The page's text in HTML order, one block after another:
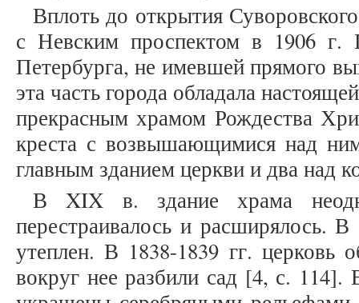
Вплоть до открытия
с Невским проспектом в 1906 г.
Петербурга, не имевшей прямого
эта часть города обладала
прекрасным храмом Рождества
креста с возвышающимися над
главным зданием церкви и два над
В XIX в. здание храма
перестраивалось и расширялось.
утеплен. В 1838-1839 гг. церковь
вокруг нее разбили сад [4, с.